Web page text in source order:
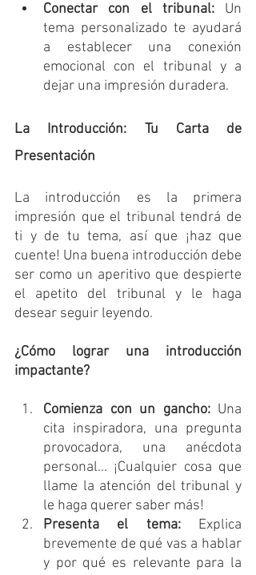
Conectar con el tribunal: Un
tema personalizado te ayudará
a establecer una conexión
emocional con el tribunal y a
dejar una impresión duradera.
La Introducción: Tu Carta de
Presentación
La introducción es la primera
impresión que el tribunal tendrá de
ti y de tu tema, así que ¡haz que
cuente! Una buena introducción debe
ser como un aperitivo que despierte
el apetito del tribunal y le haga
desear seguir leyendo.
¿Cómo lograr una introducción
impactante?
Comienza con un gancho: Una
cita inspiradora, una pregunta
provocadora, una anécdota
personal... ¡Cualquier cosa que
llame la atención del tribunal y
le haga querer saber más!
Presenta el tema: Explica
brevemente de qué vas a hablar
y por qué es relevante para la